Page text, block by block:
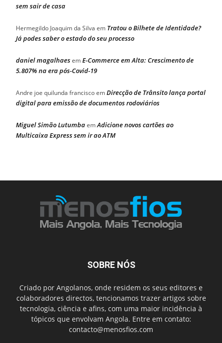
sem sair de casa
Hermegildo Joaquim da Silva em Tratou o Bilhete de Identidade?
Já podes saber o estado do seu processo
daniel magalhaesemE-Commerce em Alta: Crescimento de
5.807% na era pós-Covid-19
Andre joe quilunda franciscoemDirecção de Trânsito lança portal
digital para emissão de documentos rodoviários
Miguel Simão LutumbaemAdicione novos cartões ao
Multicaixa Express sem ir ao ATM
SOBRE NÓS
Criado por Angolanos, onde residem os seus editores e
colaboradores directos, tencionamos trazer artigos sobre
tecnologia, ciência e afins, com uma maior incidência à
tópicos que envolvam Angola. Entre em contato:
contacto@menosfios.com